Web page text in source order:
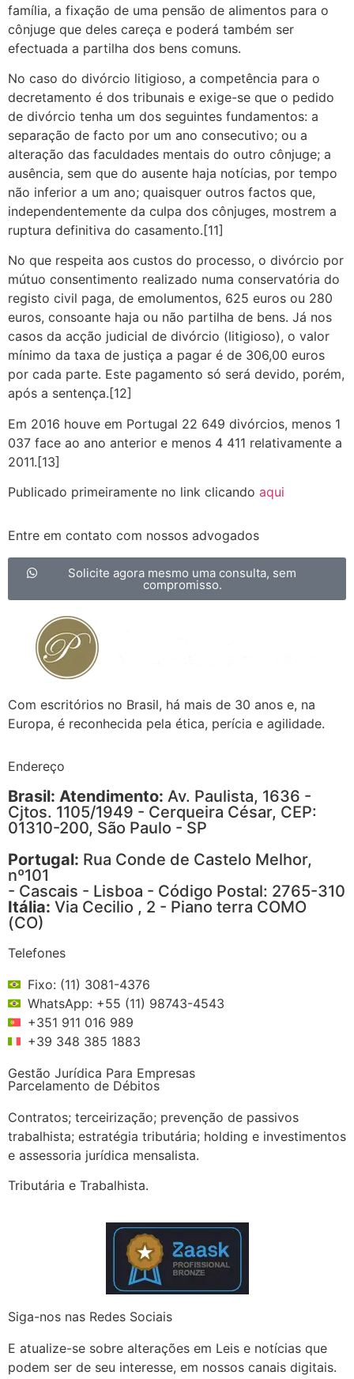
família, a fixação de uma pensão de alimentos para o
cônjuge que deles careça e poderá também ser
efectuada a partilha dos bens comuns.
No caso do divórcio litigioso, a competência para o
decretamento é dos tribunais e exige-se que o pedido
de divórcio tenha um dos seguintes fundamentos: a
separação de facto por um ano consecutivo; ou a
alteração das faculdades mentais do outro cônjuge; a
ausência, sem que do ausente haja notícias, por tempo
não inferior a um ano; quaisquer outros factos que,
independentemente da culpa dos cônjuges, mostrem a
ruptura definitiva do casamento.[11]
No que respeita aos custos do processo, o divórcio por
mútuo consentimento realizado numa conservatória do
registo civil paga, de emolumentos, 625 euros ou 280
euros, consoante haja ou não partilha de bens. Já nos
casos da acção judicial de divórcio (litigioso), o valor
mínimo da taxa de justiça a pagar é de 306,00 euros
por cada parte. Este pagamento só será devido, porém,
após a sentença.[12]
Em 2016 houve em Portugal 22 649 divórcios, menos 1
037 face ao ano anterior e menos 4 411 relativamente a
2011.[13]
Publicado primeiramente no link clicando aqui
Entre em contato com nossos advogados
Solicite agora mesmo uma consulta, sem
compromisso.
Com escritórios no Brasil, há mais de 30 anos e, na
Europa, é reconhecida pela ética, perícia e agilidade.
Endereço
Brasil: Atendimento: Av. Paulista, 1636 -
Cjtos. 1105/1949 - Cerqueira César, CEP:
01310-200, São Paulo - SP
Portugal: Rua Conde de Castelo Melhor,
nº101
- Cascais - Lisboa - Código Postal: 2765-310
Itália: Via Cecilio , 2 - Piano terra COMO
(CO)
Telefones
Fixo: (11) 3081-4376
WhatsApp: +55 (11) 98743-4543
+351 911 016 989
+39 348 385 1883
Gestão Jurídica Para Empresas
Parcelamento de Débitos
Contratos; terceirização; prevenção de passivos
trabalhista; estratégia tributária; holding e investimentos
e assessoria jurídica mensalista.
Tributária e Trabalhista.
Siga-nos nas Redes Sociais
E atualize-se sobre alterações em Leis e notícias que
podem ser de seu interesse, em nossos canais digitais.